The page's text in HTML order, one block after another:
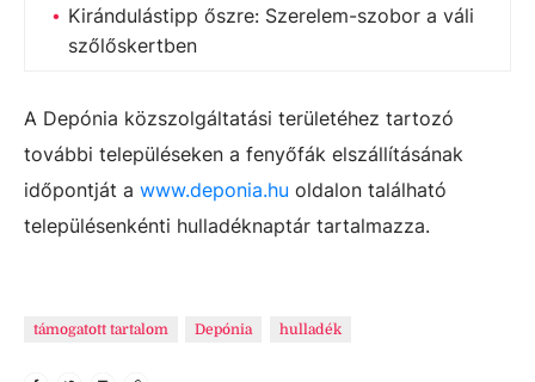
Kirándulástipp őszre: Szerelem-szobor a váli
szőlőskertben
A Depónia közszolgáltatási területéhez tartozó
további településeken a fenyőfák elszállításának
időpontját a www.deponia.hu oldalon található
településenkénti hulladéknaptár tartalmazza.
támogatott tartalom Depónia hulladék